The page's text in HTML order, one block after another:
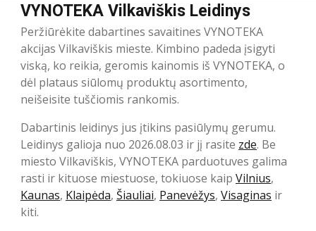
VYNOTEKA Vilkaviškis Leidinys
Peržiūrėkite dabartines savaitines VYNOTEKA
akcijas Vilkaviškis mieste. Kimbino padeda įsigyti
viską, ko reikia, geromis kainomis iš VYNOTEKA, o
dėl plataus siūlomų produktų asortimento,
neišeisite tuščiomis rankomis.
Dabartinis leidinys jus įtikins pasiūlymų gerumu.
Leidinys galioja nuo 2026.08.03 ir jį rasite zde. Be
miesto Vilkaviškis, VYNOTEKA parduotuves galima
rasti ir kituose miestuose, tokiuose kaip Vilnius,
Kaunas, Klaipėda, Šiauliai, Panevėžys, Visaginas ir
kiti.